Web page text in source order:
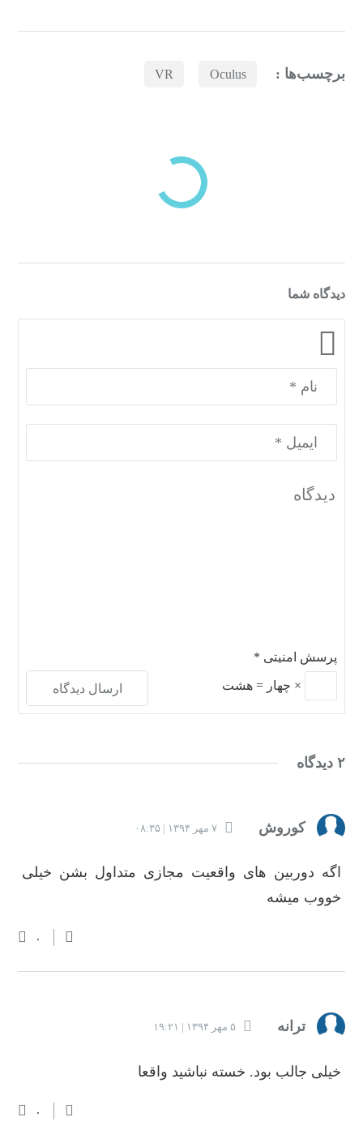
برچسب‌ها : Oculus
VR
دسته‌بندی‌های منتخب برای شما
دیدگاه شما
پرسش امنیتی *
× چهار =هشت
۲ دیدگاه
کوروش ۷ مهر ۱۳۹۴ | ۰۸:۳۵
اگه دوربین های واقعیت مجازی متداول بشن خیلی
خووب میشه
۰
ترانه ۵ مهر ۱۳۹۴ | ۱۹:۲۱
خیلی جالب بود. خسته نباشید واقعا
۰